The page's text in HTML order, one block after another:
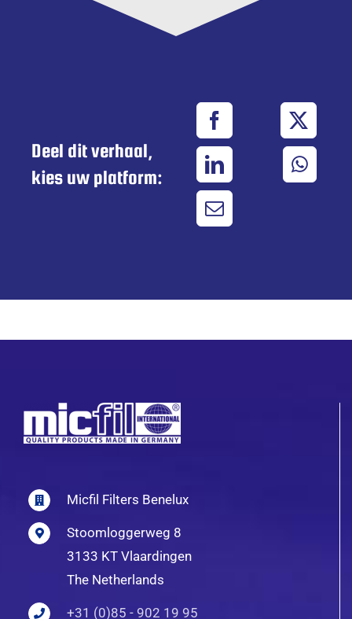
Deel dit verhaal,
kies uw platform:
Micfil Filters Benelux
Stoomloggerweg 8
3133 KT Vlaardingen
The Netherlands
+31 (0)85 - 902 19 95